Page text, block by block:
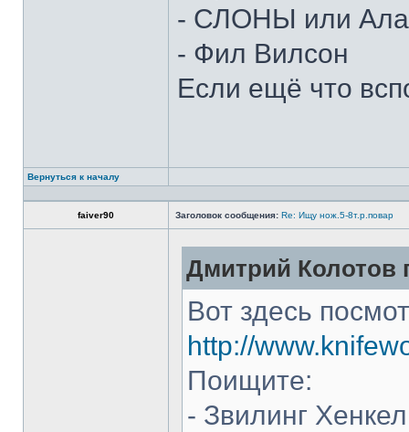
- СЛОНЫ или
- Фил Вилсон
Если ещё что
Вернуться к началу
faiver90 Заголовок сообщения: Re: Ищу нож.5-8т.р.повар
Дмитрий Колотов
Вот здесь
http://
Поищите:
- Звилинг